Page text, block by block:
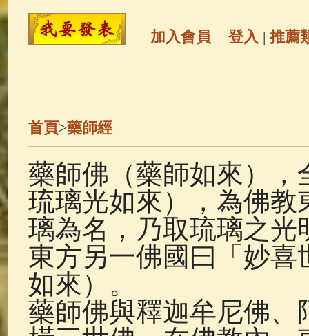
金山活佛
善財童子五十三參
佛典故事(37) 佛說療痔(腫瘤)
加入會員 登入 | 推薦
首頁>藥師經
藥師佛（藥師如來）
琉璃光如來），為佛
璃為名，乃取琉璃之
東方另一佛國曰「妙
如來）。
藥師佛與釋迦牟尼佛